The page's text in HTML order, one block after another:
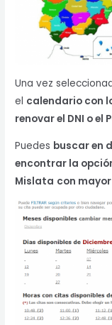
Una vez
el calendario con
renovar el DNI o el
Puedes buscar en
encontrar la
Mislata con